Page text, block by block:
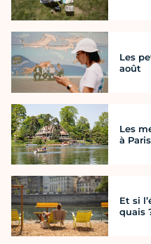
Les
août
Les
à Paris
Et si
quais